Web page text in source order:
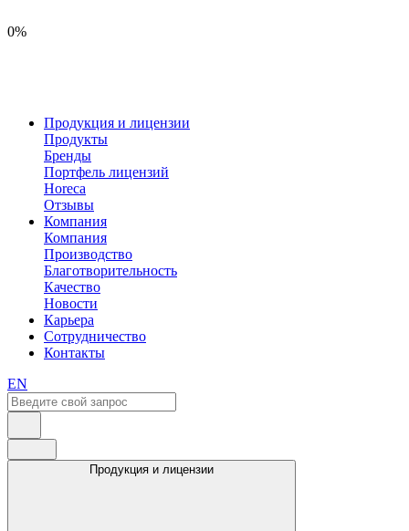
0%
Продукция и лицензии
Продукты
Бренды
Портфель лицензий
Horeca
Отзывы
Компания
Компания
Производство
Благотворительность
Качество
Новости
Карьера
Сотрудничество
Контакты
EN
Продукция и лицензии